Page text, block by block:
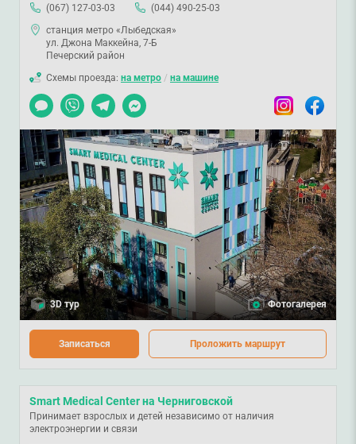
(067) 127-03-03
(044) 490-25-03
станция метро «Лыбедская»
ул. Джона Маккейна, 7-Б
Печерский район
Схемы проезда: на метро / на машине
Чат
Viber TelegramMessenger InstagramFacebook
3D тур Фотогалерея
Записаться Проложить маршрут
Smart Medical Center на Черниговской
Принимает взрослых и детей независимо от наличия
электроэнергии и связи